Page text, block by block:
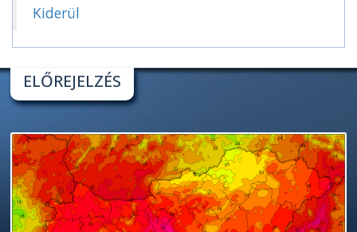
Kiderül
ELŐREJELZÉS